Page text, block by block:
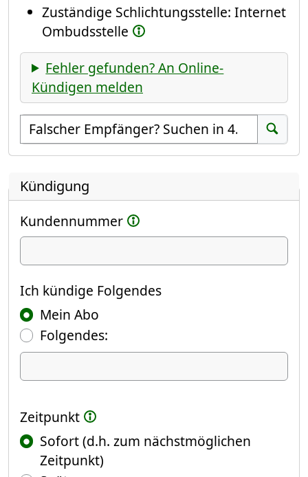
Zuständige Schlichtungsstelle: Internet
Ombudsstelle
Fehler gefunden? An Online-
Kündigen melden
Empfänger suchen
Suchen
Kündigung
Kundennummer
Ich kündige
Ich kündige Folgendes
Mein Abo
Folgendes:
Ich kündige Folgendes
Zeitpunkt
Sofort (d.h. zum nächstmöglichen
Zeitpunkt)